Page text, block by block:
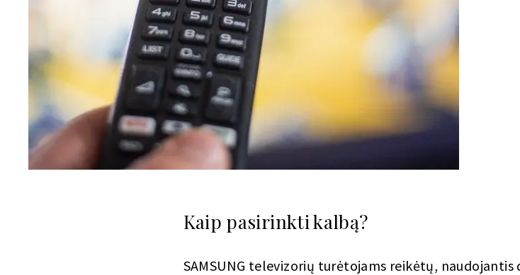
Kaip pasirinkti kalbą?
SAMSUNG televizorių turėtojams reikėtų,